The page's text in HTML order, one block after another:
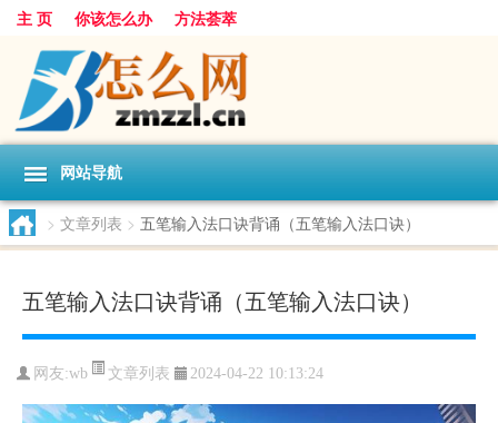
主 页 你该怎么办 方法荟萃
网站导航
> 文章列表 > 五笔输入法口诀背诵（五笔输入法口诀）
五笔输入法口诀背诵（五笔输入法口诀）
网友:wb 文章列表 2024-04-22 10:13:24